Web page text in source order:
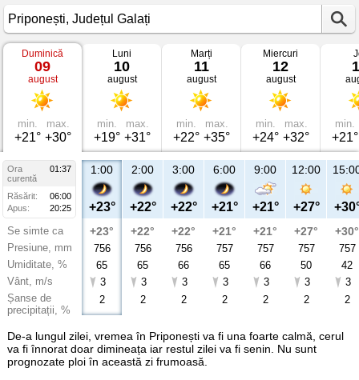
Vremea
Priponești
Județul
Galați
Duminică
09
august
min.
+21°
max.
+30°
Luni
10
august
min.
+19°
max.
+31°
Marți
11
august
min.
+22°
max.
+35°
Miercuri
12
august
min.
+24°
max.
+32°
min.
+21°
Ora
01:37
curentă
Răsărit:
06:00
Apus:
20:25
Se simte ca
Presiune, mm
Umiditate, %
Vânt, m/s
Șanse de
precipitații, %
1:00
+23°
+23°
756
65
3
2
2:00
+22°
+22°
756
65
3
2
3:00
+22°
+22°
756
66
3
2
6:00
+21°
+21°
757
65
3
2
9:00
+21°
+21°
757
66
3
2
12:00
+27°
+27°
757
50
3
2
+30°
757
42
3
2
De-a lungul zilei, vremea în Priponești va fi una foarte calmă, cerul
va fi înnorat doar dimineața iar restul zilei va fi senin. Nu sunt
prognozate ploi în această zi frumoasă.